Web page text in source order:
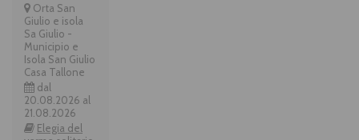
Orta San
Giulio e isola
Sa Giulio -
Municipio e
Isola San Giulio
Casa Tallone
dal
20.08.2026 al
21.08.2026
Elegia del